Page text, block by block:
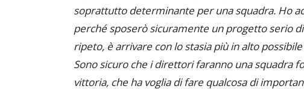
soprattutto determinante per una squadra. Ho
perché sposerò sicuramente un progetto serio
ripeto, è arrivare con lo stasia più in alto
Sono sicuro che i direttori faranno una squadra
vittoria, che ha voglia di fare qualcosa di